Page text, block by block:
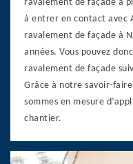
ravalement de façade à
à entrer en contact avec
ravalement de façade à
années. Vous pouvez
ravalement de façade
Grâce à notre savoir-
sommes en mesure
chantier.